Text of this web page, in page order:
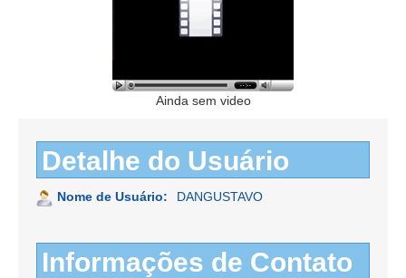
Ainda sem video
Detalhe do Usuário
Nome de Usuário: DANGUSTAVO
Informações de Contato